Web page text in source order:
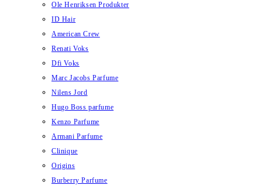
Ole Henriksen Produkter
ID Hair
American Crew
Renati Voks
Dfi Voks
Marc Jacobs Parfume
Nilens Jord
Hugo Boss parfume
Kenzo Parfume
Armani Parfume
Clinique
Origins
Burberry Parfume